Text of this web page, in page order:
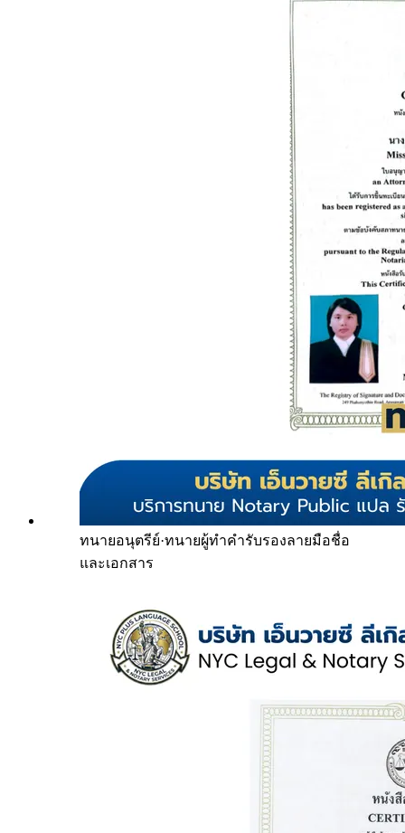
ทนายอนุตรีย์·ทนายผู้ทำคำรับรองลายมือชื่อ
และเอกสาร